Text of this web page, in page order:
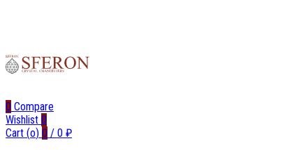
0 Compare
Wishlist 0
Cart (o) 0 / 0 ₽